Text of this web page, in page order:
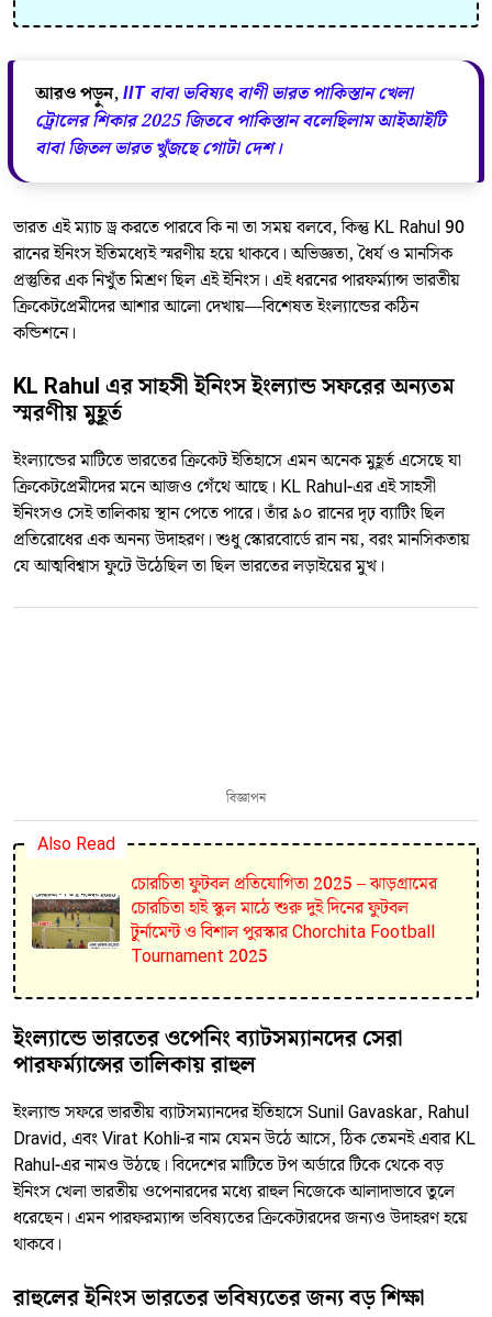
আরও পড়ুন,IIT বাবা ভবিষ্যৎ বাণী ভারত পাকিস্তান খেলা
ট্রোলের শিকার 2025 জিতবে পাকিস্তান বলেছিলাম আইআইটি
বাবা জিতল ভারত খুঁজছে গোটা দেশ।
ভারত এই ম্যাচ ড্র করতে পারবে কি না তা সময় বলবে, কিন্তু KL Rahul 90
রানের ইনিংস ইতিমধ্যেই স্মরণীয় হয়ে থাকবে। অভিজ্ঞতা, ধৈর্য ও মানসিক
প্রস্তুতির এক নিখুঁত মিশ্রণ ছিল এই ইনিংস। এই ধরনের পারফর্ম্যান্স ভারতীয়
ক্রিকেটপ্রেমীদের আশার আলো দেখায়—বিশেষত ইংল্যান্ডের কঠিন
কন্ডিশনে।
KL Rahul এর সাহসী ইনিংস ইংল্যান্ড সফরের অন্যতম
স্মরণীয় মুহূর্ত
ইংল্যান্ডের মাটিতে ভারতের ক্রিকেট ইতিহাসে এমন অনেক মুহূর্ত এসেছে যা
ক্রিকেটপ্রেমীদের মনে আজও গেঁথে আছে। KL Rahul-এর এই সাহসী
ইনিংসও সেই তালিকায় স্থান পেতে পারে। তাঁর ৯০ রানের দৃঢ় ব্যাটিং ছিল
প্রতিরোধের এক অনন্য উদাহরণ। শুধু স্কোরবোর্ডে রান নয়, বরং মানসিকতায়
যে আত্মবিশ্বাস ফুটে উঠেছিল তা ছিল ভারতের লড়াইয়ের মুখ।
বিজ্ঞাপন
Also Read
চোরচিতা ফুটবল প্রতিযোগিতা 2025 – ঝাড়গ্রামের
চোরচিতা হাই স্কুল মাঠে শুরু দুই দিনের ফুটবল
টুর্নামেন্ট ও বিশাল পুরস্কার Chorchita Football
Tournament 2025
ইংল্যান্ডে ভারতের ওপেনিং ব্যাটসম্যানদের সেরা
পারফর্ম্যান্সের তালিকায় রাহুল
ইংল্যান্ড সফরে ভারতীয় ব্যাটসম্যানদের ইতিহাসে Sunil Gavaskar, Rahul
Dravid, এবং Virat Kohli-র নাম যেমন উঠে আসে, ঠিক তেমনই এবার KL
Rahul-এর নামও উঠছে। বিদেশের মাটিতে টপ অর্ডারে টিকে থেকে বড়
ইনিংস খেলা ভারতীয় ওপেনারদের মধ্যে রাহুল নিজেকে আলাদাভাবে তুলে
ধরেছেন। এমন পারফরম্যান্স ভবিষ্যতের ক্রিকেটারদের জন্যও উদাহরণ হয়ে
থাকবে।
রাহুলের ইনিংস ভারতের ভবিষ্যতের জন্য বড় শিক্ষা